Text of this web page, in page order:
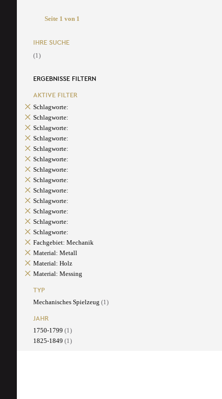
Seite 1 von 1
IHRE SUCHE
(1)
ERGEBNISSE FILTERN
AKTIVE FILTER
Schlagworte:
Schlagworte:
Schlagworte:
Schlagworte:
Schlagworte:
Schlagworte:
Schlagworte:
Schlagworte:
Schlagworte:
Schlagworte:
Schlagworte:
Schlagworte:
Schlagworte:
Fachgebiet: Mechanik
Material: Metall
Material: Holz
Material: Messing
TYP
Mechanisches Spielzeug (1)
JAHR
1750-1799 (1)
1825-1849 (1)